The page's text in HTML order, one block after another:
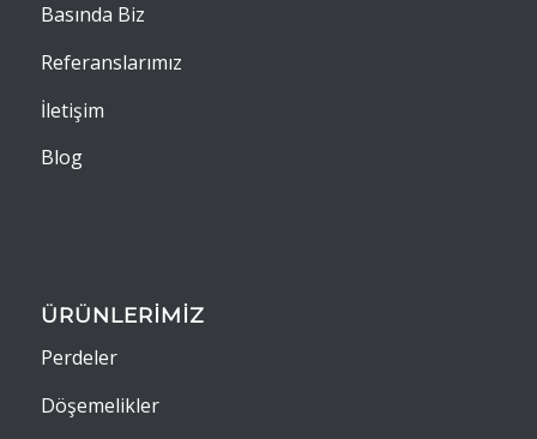
Basında Biz
Referanslarımız
İletişim
Blog
ÜRÜNLERİMİZ
Perdeler
Döşemelikler